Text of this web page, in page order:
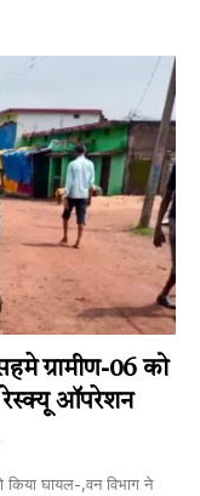
ग्रामीण-06 को
रेस्क्यू ऑपरेशन
घायल-,वन विभाग ने